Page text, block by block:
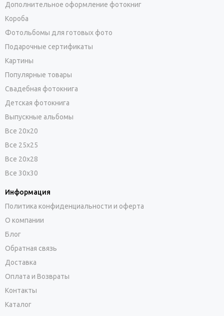
Дополнительное оформление фотокниг
Короба
Фотольбомы для готовых фото
Подарочные сертификаты
Картины
Популярные товары
Свадебная фотокнига
Детская фотокнига
Выпускные альбомы
Все 20х20
Все 25х25
Все 20х28
Все 30х30
Информация
Политика конфиденциальности и оферта
О компании
Блог
Обратная связь
Доставка
Оплата и Возвраты
Контакты
Каталог